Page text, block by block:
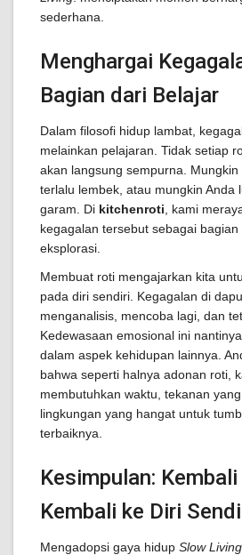
sederhana.
Menghargai
Bagian dari Belajar
Dalam filosofi hidup lambat,
melainkan pelajaran. Tidak setiap
akan langsung sempurna.
terlalu lembek, atau mungkin Anda
garam. Di kitchenroti , kami
kegagalan tersebut sebagai
eksplorasi.
Membuat roti mengajarkan kita
pada diri sendiri. Kegagalan di
menganalisis, mencoba lagi, dan
Kedewasaan emosional ini
dalam aspek kehidupan lainnya.
bahwa seperti halnya adonan roti,
membutuhkan waktu, tekanan
lingkungan yang hangat untuk
terbaiknya.
Kesimpulan: Kembali
Kembali ke Diri
Mengadopsi gaya hidup Slow Living